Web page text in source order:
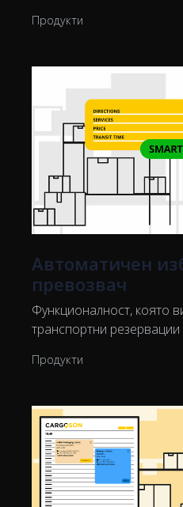
Продукти
Автоматичен
превозвач
Функционалност, която
транспортни
Продукти